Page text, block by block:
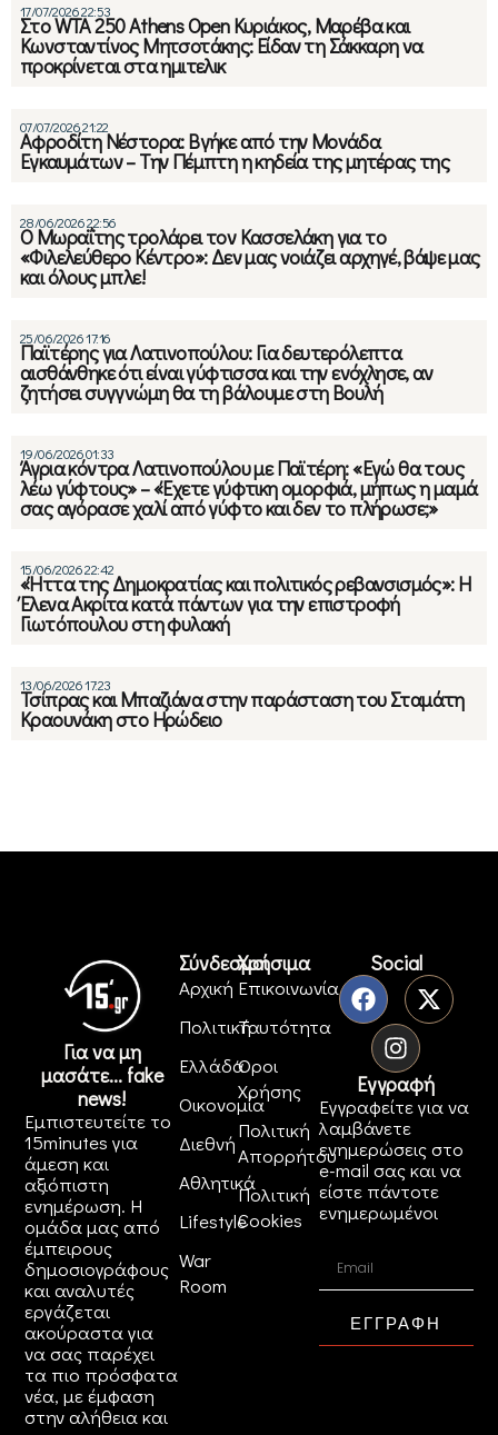
17/07/2026 22:53
Στο WTA 250 Athens Open Κυριάκος, Μαρέβα και
Κωνσταντίνος Μητσοτάκης: Είδαν τη Σάκκαρη να
προκρίνεται στα ημιτελικ
07/07/2026 21:22
Αφροδίτη Νέστορα: Βγήκε από την Μονάδα
Εγκαυμάτων – Την Πέμπτη η κηδεία της μητέρας της
28/06/2026 22:56
Ο Μωραΐτης τρολάρει τον Κασσελάκη για το
«Φιλελεύθερο Κέντρο»: Δεν μας νοιάζει αρχηγέ, βάψε μας
και όλους μπλε!
25/06/2026 17:16
Παϊτέρης για Λατινοπούλου: Για δευτερόλεπτα
αισθάνθηκε ότι είναι γύφτισσα και την ενόχλησε, αν
ζητήσει συγγνώμη θα τη βάλουμε στη Βουλή
19/06/2026 01:33
Άγρια κόντρα Λατινοπούλου με Παϊτέρη: «Εγώ θα τους
λέω γύφτους» – «Έχετε γύφτικη ομορφιά, μήπως η μαμά
σας αγόρασε χαλί από γύφτο και δεν το πλήρωσε;»
15/06/2026 22:42
«Ήττα της Δημοκρατίας και πολιτικός ρεβανσισμός»: Η
Έλενα Ακρίτα κατά πάντων για την επιστροφή
Γιωτόπουλου στη φυλακή
13/06/2026 17:23
Τσίπρας και Μπαζιάνα στην παράσταση του Σταμάτη
Κραουνάκη στο Ηρώδειο
Για να μη
μασάτε... fake
news!
Εμπιστευτείτε το
15minutes για
άμεση και
αξιόπιστη
ενημέρωση. Η
ομάδα μας από
έμπειρους
δημοσιογράφους
και αναλυτές
εργάζεται
ακούραστα για
να σας παρέχει
τα πιο πρόσφατα
νέα, με έμφαση
στην αλήθεια και
Σύνδεσμοι
Αρχική
Πολιτική
Ελλάδα
Οικονομία
Διεθνή
Αθλητικά
Lifestyle
War
Room
Χρήσιμα
Επικοινωνία
Ταυτότητα
Όροι
Χρήσης
Πολιτική
Απορρήτου
Πολιτική
Cookies
Social
Εγγραφή
Εγγραφείτε για να
λαμβάνετε
ενημερώσεις στο
e-mail σας και να
είστε πάντοτε
ενημερωμένοι
ΕΓΓΡΑΦΗ